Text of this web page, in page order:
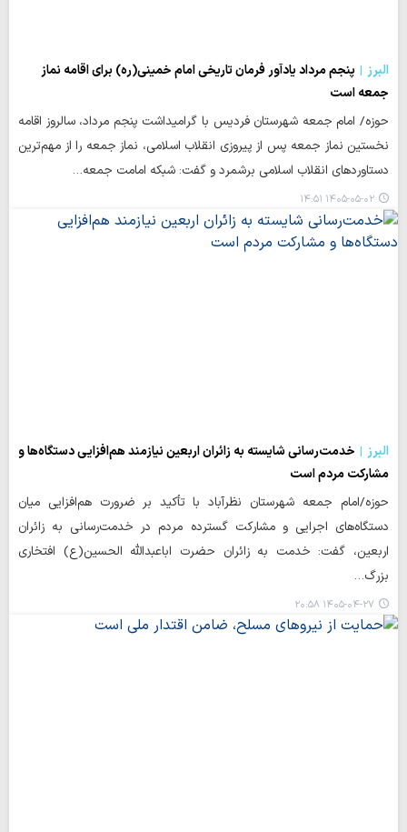
البرز
پنجم مرداد یادآور فرمان تاریخی امام خمینی(ره) برای اقامه نماز
جمعه است
حوزه/ امام جمعه شهرستان فردیس با گرامیداشت پنجم مرداد، سالروز اقامه
نخستین نماز جمعه پس از پیروزی انقلاب اسلامی، نماز جمعه را از مهم‌ترین
دستاوردهای انقلاب اسلامی برشمرد و گفت: شبکه امامت جمعه…
۱۴۰۵-۰۵-۰۲ ۱۴:۵۱
البرز
خدمت‌رسانی شایسته به زائران اربعین نیازمند هم‌افزایی دستگاه‌ها و
مشارکت مردم است
حوزه/امام جمعه شهرستان نظرآباد با تأکید بر ضرورت هم‌افزایی میان
دستگاه‌های اجرایی و مشارکت گسترده مردم در خدمت‌رسانی به زائران
اربعین، گفت: خدمت به زائران حضرت اباعبدالله الحسین(ع) افتخاری
بزرگ…
۱۴۰۵-۰۴-۲۷ ۲۰:۵۸